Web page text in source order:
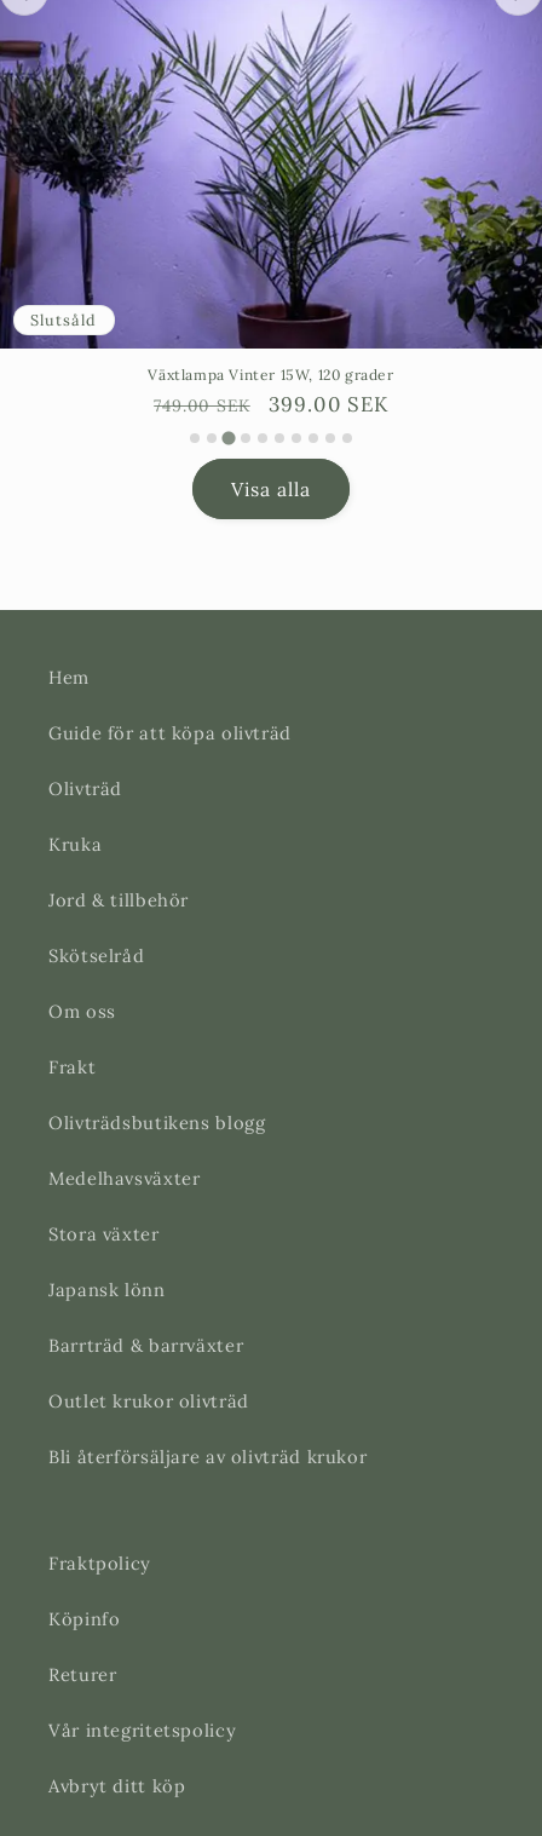
Slutsåld
Växtlampa Vinter 15W, 120 grader
Ordinarie
pris
749.00 SEK Försäljningspris
399.00 SEK
Visa alla
Hem
Guide för att köpa olivträd
Olivträd
Kruka
Jord & tillbehör
Skötselråd
Om oss
Frakt
Olivträdsbutikens blogg
Medelhavsväxter
Stora växter
Japansk lönn
Barrträd & barrväxter
Outlet krukor olivträd
Bli återförsäljare av olivträd krukor
Fraktpolicy
Köpinfo
Returer
Vår integritetspolicy
Avbryt ditt köp